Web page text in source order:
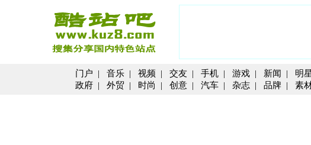
门户 | 音乐 | 视频 | 交友 | 手机 | 游戏 | 新闻 | 明星
政府 | 外贸 | 时尚 | 创意 | 汽车 | 杂志 | 品牌 | 素